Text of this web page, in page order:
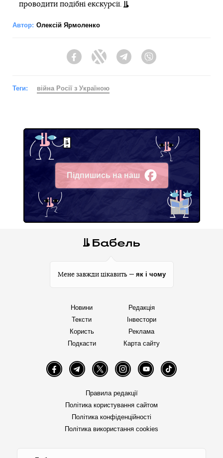
проводити подібні екскурсії.
Автор: Олексій Ярмоленко
FacebookTwitter Telegram
Теги: війна Росії з Україною
Підпишись на наш
Facebook
Мене завжди цікавить — як і чому
Новини
Тексти
Користь
Подкасти
Редакція
Інвестори
Реклама
Карта сайту
FacebookTelegramTwitter InstagramYouTube TikTok
Правила редакції
Політика користування сайтом
Політика конфіденційності
Політика використання cookies